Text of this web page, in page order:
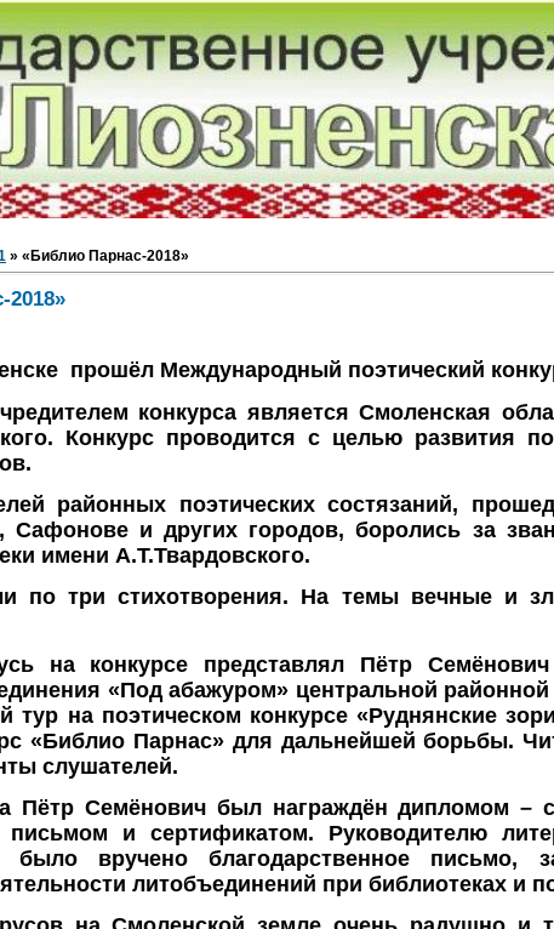
» «Библио Парнас-2018»
2018»
прошёл Международный поэтический
конкурса является Смоленская
Конкурс проводится с целью развития
районных поэтических состязаний,
Сафонове и других городов, боролись за
имени А.Т.Твардовского.
по три стихотворения. На темы вечные и
на конкурсе представлял Пётр
«Под абажуром» центральной
тур на поэтическом конкурсе «Руднянские
«Библио Парнас» для дальнейшей борьбы.
слушателей.
Пётр Семёнович был награждён дипломом –
письмом и сертификатом. Руководителю
было вручено благодарственное письмо,
литобъединений при библиотеках и